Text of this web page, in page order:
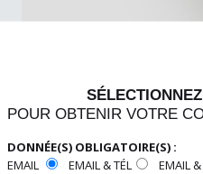
POUR OBTENIR VOTRE
DONNÉE(S) OBLIGATOIRE(S) :
EMAIL
EMAIL & TÉL EMAIL